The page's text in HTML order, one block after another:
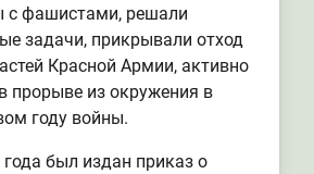
с фашистами, решали
задачи, прикрывали отход
Красной Армии, активно
прорыве из окружения в
году войны.
был издан приказ о